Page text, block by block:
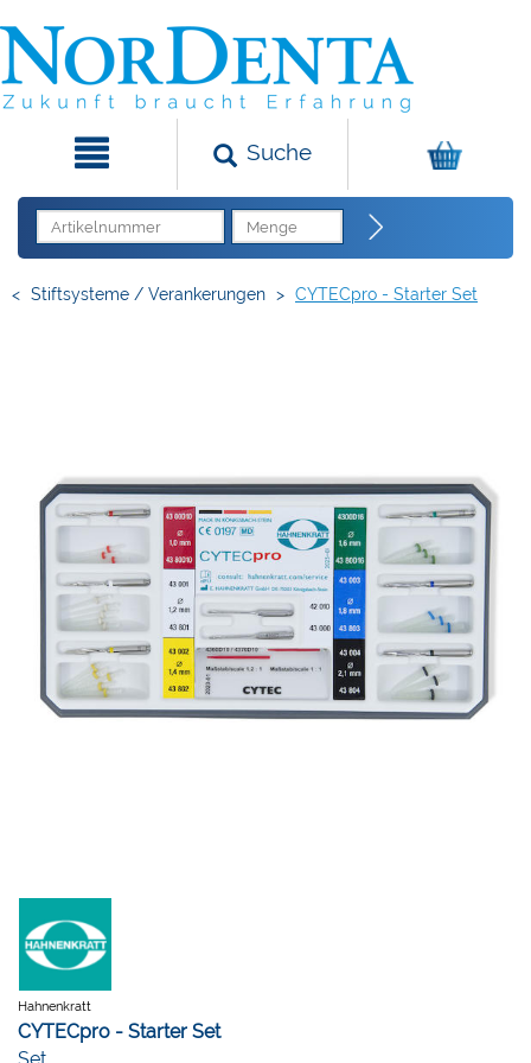
Suche
< Stiftsysteme / Verankerungen > CYTECpro - Starter Set
Hahnenkratt
CYTECpro - Starter Set